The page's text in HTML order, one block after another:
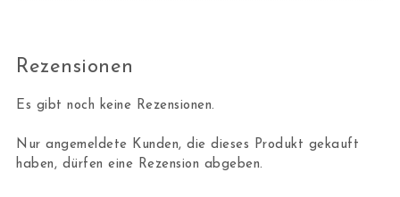
Rezensionen
Es gibt noch keine Rezensionen.
Nur angemeldete Kunden, die dieses Produkt gekauft
haben, dürfen eine Rezension abgeben.